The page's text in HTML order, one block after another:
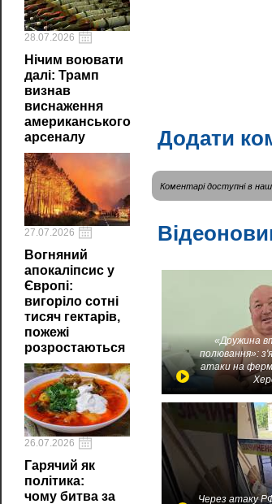
28.07.2026
Нічим воювати
далі: Трамп
визнав
виснаження
американського
арсеналу
27.07.2026
Вогняний
апокаліпсис у
Європі:
вигоріло сотні
тисяч гектарів,
пожежі
розростаються
26.07.2026
Гарячий як
політика:
чому битва за
Додати
Коментарі доступні в
«Дружина
полювання»:
атаки на
Через атаку